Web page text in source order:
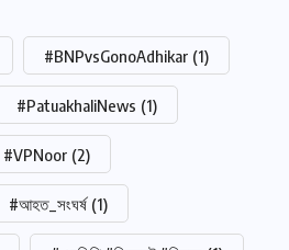
#BNPvsGonoAdhikar (1)
#PatuakhaliNews (1)
#VPNoor (2)
#আহত_সংঘর্ষ (1)